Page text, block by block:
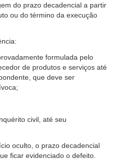
do prazo decadencial a partir
ou do término da execução
formulada pelo
de produtos e serviços até
que deve ser
civil, até seu
oculto, o prazo decadencial
ficar evidenciado o defeito.